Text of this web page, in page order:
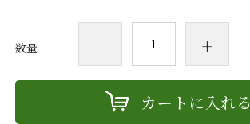
数量 - +
カートに入れる